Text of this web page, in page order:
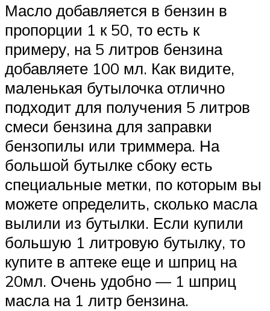
Масло добавляется в бензин в
пропорции 1 к 50, то есть к
примеру, на 5 литров бензина
добавляете 100 мл. Как видите,
маленькая бутылочка отлично
подходит для получения 5 литров
смеси бензина для заправки
бензопилы или триммера. На
большой бутылке сбоку есть
специальные метки, по которым вы
можете определить, сколько масла
вылили из бутылки. Если купили
большую 1 литровую бутылку, то
купите в аптеке еще и шприц на
20мл. Очень удобно — 1 шприц
масла на 1 литр бензина.